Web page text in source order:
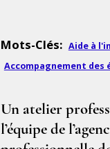
Mots-Clés: Aide à
Accompagnement des
Un atelier
l’équipe de